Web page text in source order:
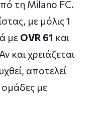
τη Milano FC.
με μόλις 1
με OVR 61 και
και χρειάζεται
αποτελεί
με